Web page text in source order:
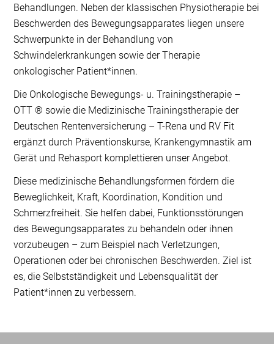
Behandlungen. Neben der klassischen Physiotherapie bei
Beschwerden des Bewegungsapparates liegen unsere
Schwerpunkte in der Behandlung von
Schwindelerkrankungen sowie der Therapie
onkologischer Patient*innen.
Die Onkologische Bewegungs- u. Trainingstherapie –
OTT ® sowie die Medizinische Trainingstherapie der
Deutschen Rentenversicherung – T-Rena und RV Fit
ergänzt durch Präventionskurse, Krankengymnastik am
Gerät und Rehasport komplettieren unser Angebot.
Diese medizinische Behandlungsformen fördern die
Beweglichkeit, Kraft, Koordination, Kondition und
Schmerzfreiheit. Sie helfen dabei, Funktionsstörungen
des Bewegungsapparates zu behandeln oder ihnen
vorzubeugen – zum Beispiel nach Verletzungen,
Operationen oder bei chronischen Beschwerden. Ziel ist
es, die Selbstständigkeit und Lebensqualität der
Patient*innen zu verbessern.